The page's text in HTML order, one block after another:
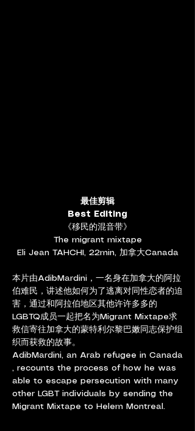
最佳剪辑
Best Editing
《移民的混音带》
The migrant mixtape
Eli Jean TAHCHI, 22min, 加拿大Canada
本片由AdibMardini，一名身在加拿大的阿拉
伯难民，讲述他如何为了逃离对同性恋者的迫
害，通过和阿拉伯地区其他许许多多的
LGBTQ成员一起把名为Migrant Mixtape求
救信寄往加拿大的蒙特利尔黎巴嫩同志保护组
织而获救的故事。
AdibMardini, an Arab refugee in Canada
, recounts the process of how he was
able to escape persecution with many
other LGBT individuals by sending the
Migrant Mixtape to Helem Montreal.